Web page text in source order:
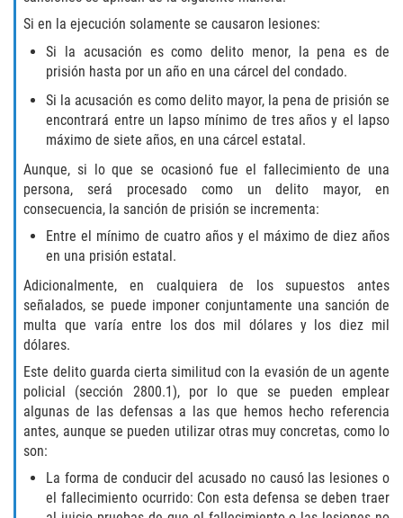
DRUG CRIMES
DIVERSION
DRUG POSSESSION
MARIJUANA
PROP 36
SALES / TRANSPORTATION
EXPUNGEMENT
FEDERAL
Fraud
AUTO INSURANCE FRAUD
CREDIT CARD FRAUD
Si en la ejecución solamente se causaron lesiones:
Si la acusación es como delito menor, la pena es de
prisión hasta por un año en una cárcel del condado.
Si la acusación es como delito mayor, la pena de prisión se
encontrará entre un lapso mínimo de tres años y el lapso
máximo de siete años, en una cárcel estatal.
Aunque, si lo que se ocasionó fue el fallecimiento de una
persona, será procesado como un delito mayor, en
consecuencia, la sanción de prisión se incrementa:
Entre el mínimo de cuatro años y el máximo de diez años
en una prisión estatal.
Adicionalmente, en cualquiera de los supuestos antes
señalados, se puede imponer conjuntamente una sanción de
multa que varía entre los dos mil dólares y los diez mil
dólares.
Este delito guarda cierta similitud con la evasión de un agente
policial (sección 2800.1), por lo que se pueden emplear
algunas de las defensas a las que hemos hecho referencia
antes, aunque se pueden utilizar otras muy concretas, como lo
son:
La forma de conducir del acusado no causó las lesiones o
el fallecimiento ocurrido: Con esta defensa se deben traer